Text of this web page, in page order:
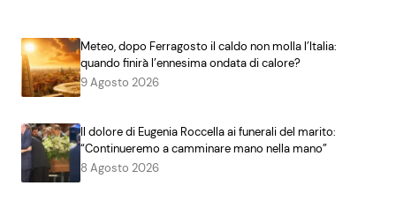
Meteo, dopo Ferragosto il caldo non molla l’Italia:
quando finirà l’ennesima ondata di calore?
9 Agosto 2026
Il dolore di Eugenia Roccella ai funerali del marito:
“Continueremo a camminare mano nella mano”
8 Agosto 2026